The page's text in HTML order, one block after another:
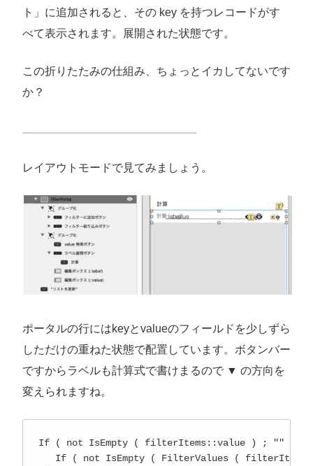
ト」に追加されると、その key を持つレコードがす
べて表示されます。展開された状態です。
この折りたたみの仕組み、ちょっとイカしてないです
か？
レイアウトモードで見てみましょう。
ポータルの行にはkeyとvalueのフィールドを少しずら
しただけの重ねた状態で配置しています。ボタンバー
ですからラベルも計算式で書けまるので ▼ の方向を
変えられますね。
If ( not IsEmpty ( filterItems::value ) ; "" ;
If ( not IsEmpty ( FilterValues (